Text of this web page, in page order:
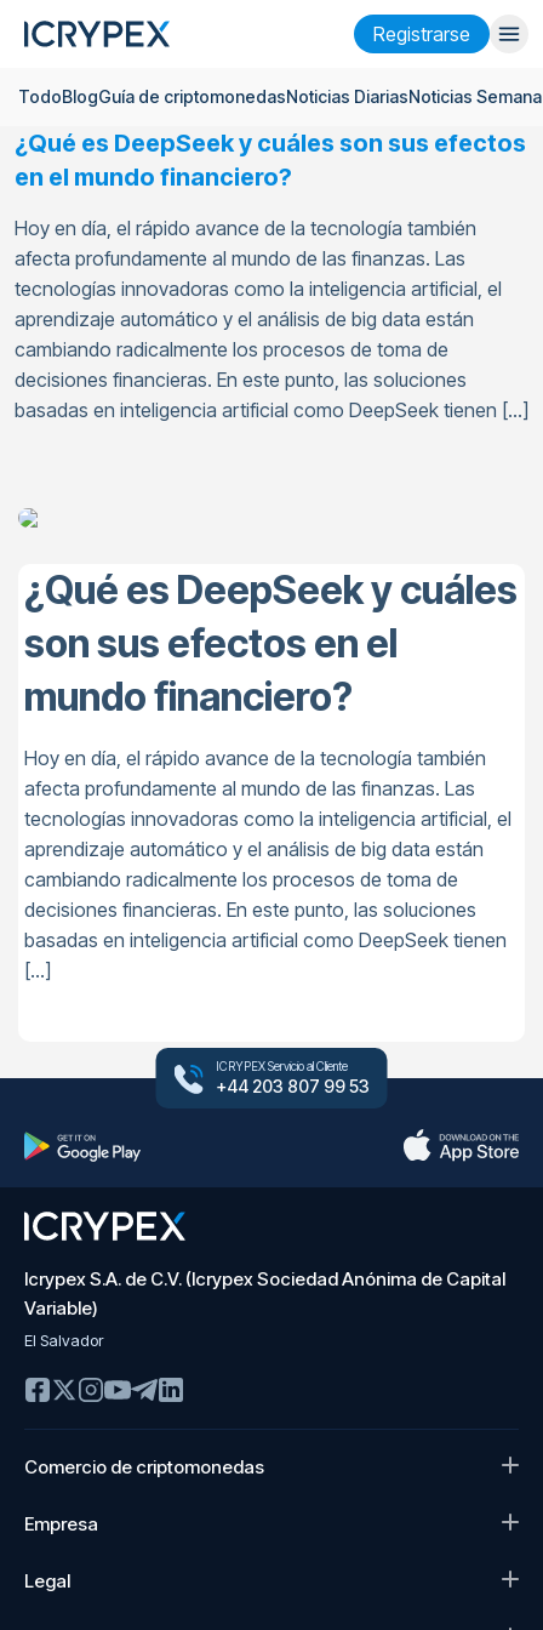
Registrarse
Iniciar sesión Registrarse
Finanzas
Empresa
Investigación
Ayuda
Futurosx50
TodoBlogGuía de criptomonedasNoticias DiariasNoticias
¿Qué es DeepSeek y cuáles son sus efectos
en el mundo financiero?
Hoy en día, el rápido avance de la tecnología también
afecta profundamente al mundo de las finanzas. Las
tecnologías innovadoras como la inteligencia artificial, el
aprendizaje automático y el análisis de big data están
cambiando radicalmente los procesos de toma de
decisiones financieras. En este punto, las soluciones
basadas en inteligencia artificial como DeepSeek tienen […]
¿Qué es DeepSeek y cuáles
son sus efectos en el
mundo financiero?
Hoy en día, el rápido avance de la tecnología también
afecta profundamente al mundo de las finanzas. Las
tecnologías innovadoras como la inteligencia artificial, el
aprendizaje automático y el análisis de big data están
cambiando radicalmente los procesos de toma de
decisiones financieras. En este punto, las soluciones
basadas en inteligencia artificial como DeepSeek tienen
[…]
ICRYPEX Servicio al Cliente
+44 203 807 99 53
Icrypex S.A. de C.V. (Icrypex Sociedad Anónima de Capital
Variable)
El Salvador
Comercio de criptomonedas
Empresa
Legal